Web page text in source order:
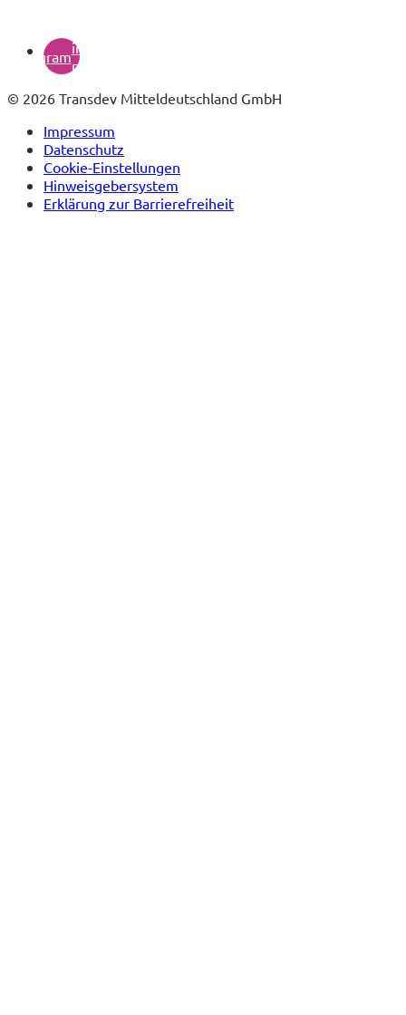
instagramin
neuem
© 2026 Transdev Mitteldeutschland GmbH
Impressum
Datenschutz
Cookie-Einstellungen
Hinweisgebersystem
Erklärung zur Barrierefreiheit